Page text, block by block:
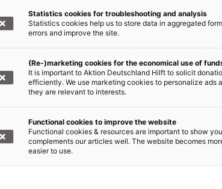
unser Bündnis dank Ihrer Spende hilft,
erfahren Sie hier!
Hilfsorganisationen
Statistics cookies for troubleshooting and analysis
Statistics cookies help us to store data in aggregated
errors and improve the site.
(Re-)marketing cookies for the economical use of
It is important to Aktion Deutschland Hilft to solicit
efficiently. We use marketing cookies to personalize ads
they are relevant to interests.
Functional cookies to improve the website
Functional cookies & resources are important to show
complements our articles well. The website becomes
easier to use.